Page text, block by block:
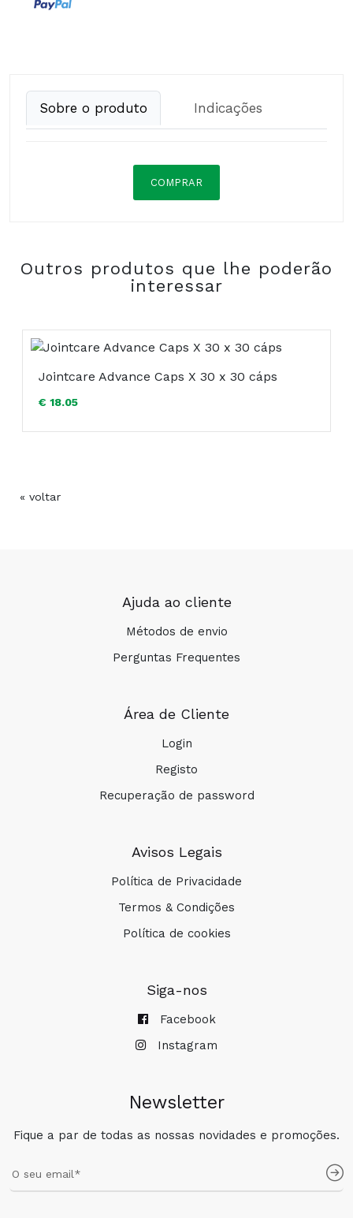
Sobre o produto Indicações
COMPRAR
COMPRAR
Outros produtos que lhe poderão
interessar
Jointcare Advance Caps X 30 x 30 cáps
€ 18.05
« voltar
Ajuda ao cliente
Métodos de envio
Perguntas Frequentes
Área de Cliente
Login
Registo
Recuperação de password
Avisos Legais
Política de Privacidade
Termos & Condições
Política de cookies
Siga-nos
Facebook
Instagram
Newsletter
Fique a par de todas as nossas novidades e promoções.